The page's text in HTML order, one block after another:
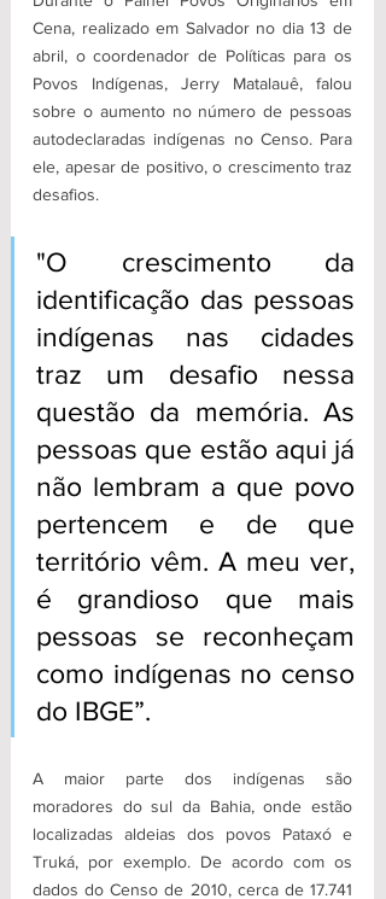
Cena, realizado em Salvador no dia 13 de
abril, o coordenador de Políticas para os
Povos Indígenas, Jerry Matalauê, falou
sobre o aumento no número de pessoas
autodeclaradas indígenas no Censo. Para
ele, apesar de positivo, o crescimento traz
desafios.
"O crescimento da
identificação das pessoas
indígenas nas cidades
traz um desafio nessa
questão da memória. As
pessoas que estão aqui já
não lembram a que povo
pertencem e de que
território vêm. A meu ver,
é grandioso que mais
pessoas se reconheçam
como indígenas no censo
do IBGE”.
A maior parte dos indígenas são
moradores do sul da Bahia, onde estão
localizadas aldeias dos povos Pataxó e
Truká, por exemplo. De acordo com os
dados do Censo de 2010, cerca de 17.741